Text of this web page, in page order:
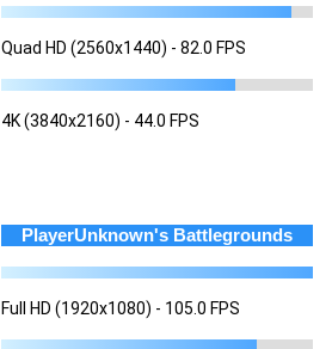
Quad HD (2560x1440) - 82.0 FPS
4K (3840x2160) - 44.0 FPS
PlayerUnknown's Battlegrounds
Full HD (1920x1080) - 105.0 FPS